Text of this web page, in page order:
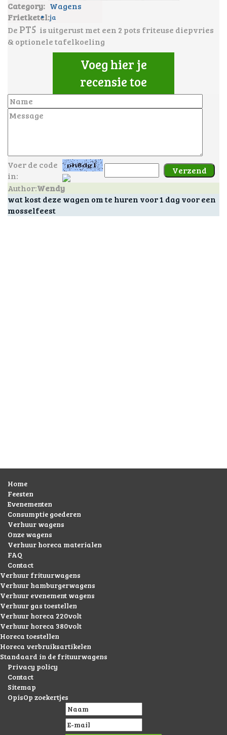
Category: Wagens
Frietketel:ja
De PT5 is uitgerust met een 2 pots friteuse diepvries
& optionele tafelkoeling
Voeg hier je
recensie toe
Voer de code
in:
Author:Wendy
wat kost deze wagen om te huren voor 1 dag voor een
mosselfeest
Home
Feesten
Evenementen
Consumptie goederen
Verhuur wagens
Onze wagens
Verhuur horeca materialen
FAQ
Contact
Verhuur frituurwagens
Verhuur hamburgerwagens
Verhuur evenement wagens
Verhuur gas toestellen
Verhuur horeca 220volt
Verhuur horeca 380volt
Horeca toestellen
Horeca verbruiksartikelen
Standaard in de frituurwagens
Privacy policy
Contact
Sitemap
OpisOp zoekertjes